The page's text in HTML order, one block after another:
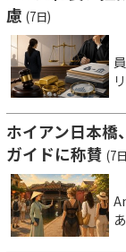
慮 (7日)
ホイアン日本橋
ガイドに称賛 (7